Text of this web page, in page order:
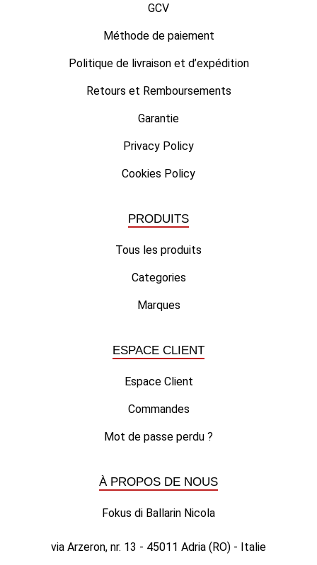
GCV
Méthode de paiement
Politique de livraison et d’expédition
Retours et Remboursements
Garantie
Privacy Policy
Cookies Policy
PRODUITS
Tous les produits
Categories
Marques
ESPACE CLIENT
Espace Client
Commandes
Mot de passe perdu ?
À PROPOS DE NOUS
Fokus di Ballarin Nicola
via Arzeron, nr. 13 - 45011 Adria (RO) - Italie